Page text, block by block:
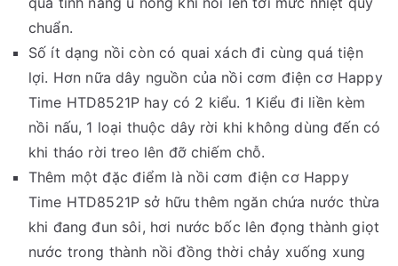
chuẩn.
Số ít dạng nồi còn có quai xách đi cùng quá tiện
lợi. Hơn nữa dây nguồn của nồi cơm điện cơ Happy
Time HTD8521P hay có 2 kiểu. 1 Kiểu đi liền kèm
nồi nấu, 1 loại thuộc dây rời khi không dùng đến có
khi tháo rời treo lên đỡ chiếm chỗ.
Thêm một đặc điểm là nồi cơm điện cơ Happy
Time HTD8521P sở hữu thêm ngăn chứa nước thừa
khi đang đun sôi, hơi nước bốc lên đọng thành giọt
nước trong thành nồi đồng thời chảy xuống xung